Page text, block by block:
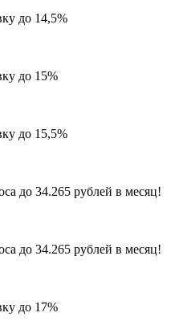
до 14,5%
до 15%
до 15,5%
до 34.265 рублей в месяц!
до 34.265 рублей в месяц!
до 17%